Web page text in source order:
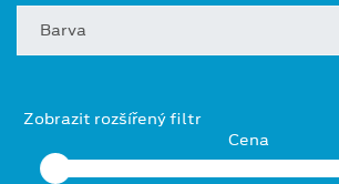
Barva
Zobrazit rozšířený filtr
Cena